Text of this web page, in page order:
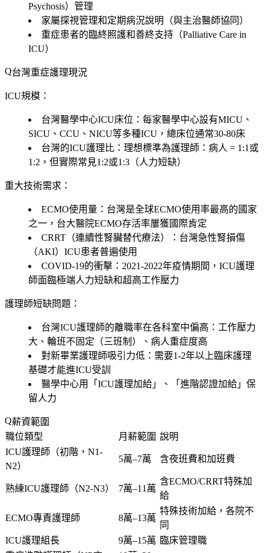
Psychosis）管理
家屬探視管理和定期病況說明（與主治醫師協同）
重症患者的臨終照護和善終支持（Palliative Care in
ICU）
台灣重症護理現況
ICU規模：
台灣醫學中心ICU床位：每家醫學中心設有MICU、
SICU、CCU、NICU等多種ICU，總床位通常30-80床
台灣的ICU護理比：理想標準為護理師：病人 = 1:1或
1:2，但實際常見1:2或1:3（人力短缺）
重大技術需求：
ECMO使用量：台灣是全球ECMO使用率最高的國家
之一，台大醫院ECMO存活率屢獲國際肯定
CRRT（連續性腎臟替代療法）：台灣急性腎損傷
（AKI）ICU患者普遍使用
COVID-19的衝擊：2021-2022年疫情期間，ICU護理
師面臨極端人力短缺和超高工作壓力
護理師短缺問題：
台灣ICU護理師的離職率在各科室中偏高：工作壓力
大、輪班不固定（三班制）、病人重症度高
對新畢業護理師吸引力低：需要1-2年以上臨床護理
基礎才能進ICU受訓
醫學中心用「ICU護理加給」、「進階認證加給」保
留人力
薪資範圍
職位類型
月薪範圍 說明
ICU護理師（初階，N1-
N2）
5萬–7萬 含夜班費和加班費
熟練ICU護理師（N2-N3） 7萬–11萬
含ECMO/CRRT特殊加
給
ECMO專責護理師 8萬–13萬
特殊技術加給，各院不
同
ICU護理組長
9萬–15萬 臨床管理職